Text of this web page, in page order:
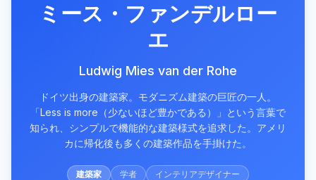
ミース・ファンデルロー
エ
Ludwig Mies van der Rohe
ドイツ出身の建築家。モダニズム建築の巨匠の一人。
「Less is more（少ないほど豊かである）」という言葉で
知られ、シンプルで機能的な建築様式を追求した。アメリ
カに帰化後も多くの建築作品を手掛けた。
建築家 学者 インテリアデザイナー